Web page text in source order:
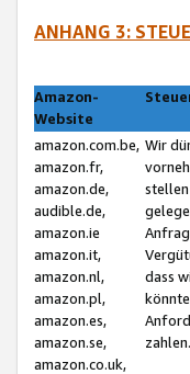
ANHANG 3:
Amazon-
Website
amazon.com.be,
amazon.fr,
amazon.de,
audible.de,
amazon.ie
amazon.it,
amazon.nl,
amazon.pl,
amazon.es,
amazon.se,
amazon.co.uk,
Wir
dass
zahlen.